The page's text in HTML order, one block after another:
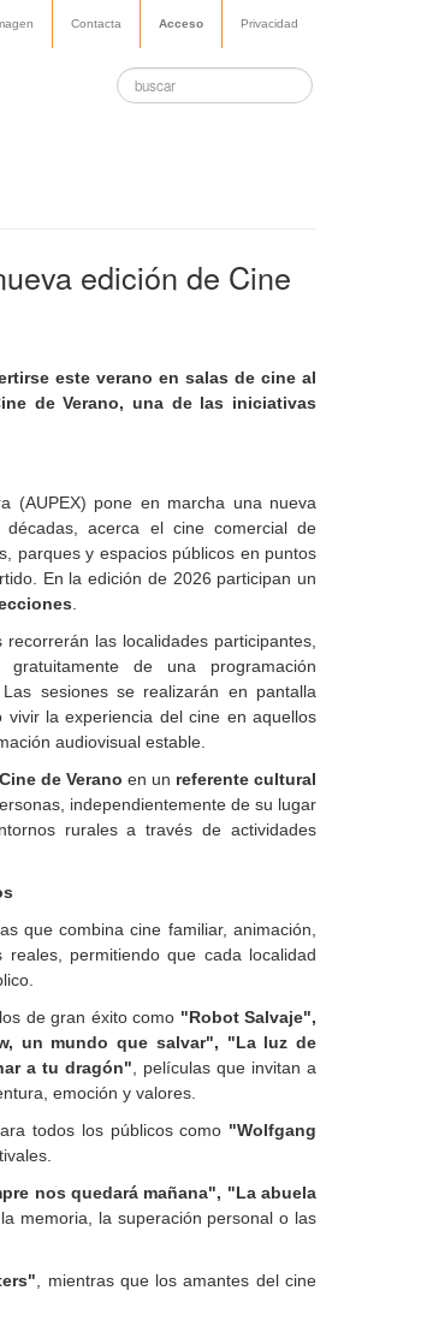
Contacta Acceso Privacidad
edición de Cine
este verano en salas de cine al
de Verano, una de las iniciativas
(AUPEX) pone en marcha una nueva
acerca el cine comercial de
parques y espacios públicos en puntos
En la edición de 2026 participan un
recorrerán las localidades participantes,
de una programación
sesiones se realizarán en pantalla
la experiencia del cine en aquellos
audiovisual estable.
Cine de Verano en un referente cultural
independientemente de su lugar
rurales a través de actividades
que combina cine familiar, animación,
permitiendo que cada localidad
de gran éxito como "Robot Salvaje",
un mundo que salvar", "La luz de
a tu dragón" , películas que invitan a
emoción y valores.
todos los públicos como "Wolfgang
nos quedará mañana", "La abuela
memoria, la superación personal o las
, mientras que los amantes del cine